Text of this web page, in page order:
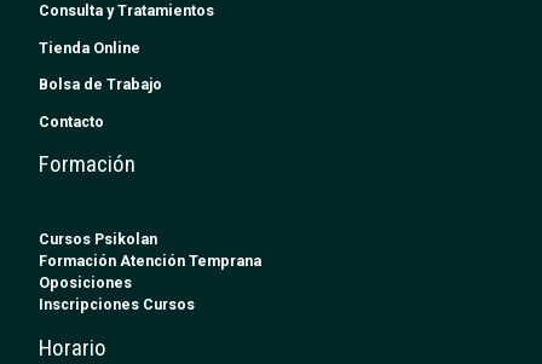
Consulta y Tratamientos
Tienda Online
Bolsa de Trabajo
Contacto
Formación
Cursos Psikolan
Formación Atención Temprana
Oposiciones
Inscripciones Cursos
Horario